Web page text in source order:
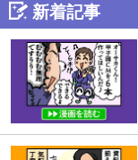
新着記事